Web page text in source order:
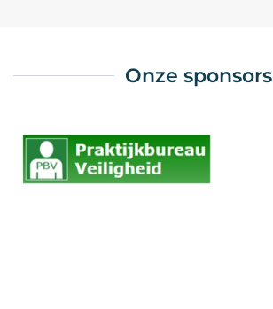
Onze sponsors